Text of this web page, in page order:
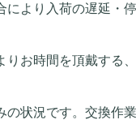
より入荷の遅延・
お時間を頂戴する
状況です。交換作